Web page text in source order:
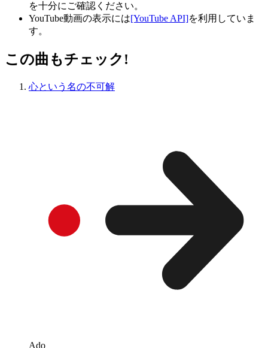
を十分にご確認ください。
YouTube動画の表示には[YouTube API]を利用していま
す。
この曲もチェック!
心という名の不可解
Ado